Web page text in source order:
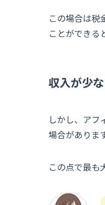
この場合は税
ことができる
収入が少
しかし、アフ
場合がありま
この点で最も